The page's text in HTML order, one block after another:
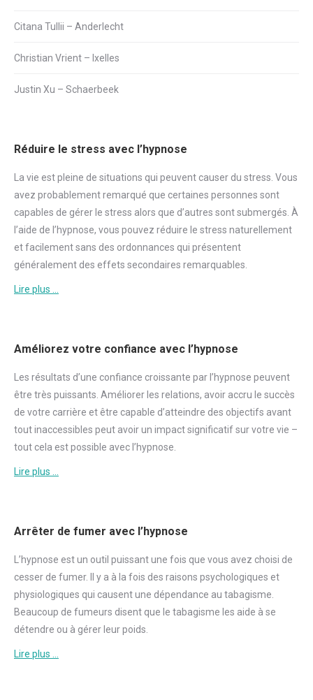
Citana Tullii – Anderlecht
Christian Vrient – Ixelles
Justin Xu – Schaerbeek
Réduire le stress avec l’hypnose
La vie est pleine de situations qui peuvent causer du stress . Vous
avez probablement remarqué que certaines personnes sont
capables de gérer le stress alors que d’autres sont submergés. À
l’aide de l’hypnose, vous pouvez réduire le stress naturellement
et facilement sans des ordonnances qui présentent
généralement des effets secondaires remarquables.
Lire plus …
Améliorez votre confiance avec l’hypnose
Les résultats d’une confiance croissante par l’hypnose peuvent
être très puissants. Améliorer les relations, avoir accru le succès
de votre carrière et être capable d’atteindre des objectifs avant
tout inaccessibles peut avoir un impact significatif sur votre vie –
tout cela est possible avec l’hypnose.
Lire plus …
Arrêter de fumer avec l’hypnose
L’hypnose est un outil puissant une fois que vous avez choisi de
cesser de fumer. Il y a à la fois des raisons psychologiques et
physiologiques qui causent une dépendance au tabagisme.
Beaucoup de fumeurs disent que le tabagisme les aide à se
détendre ou à gérer leur poids.
Lire plus …